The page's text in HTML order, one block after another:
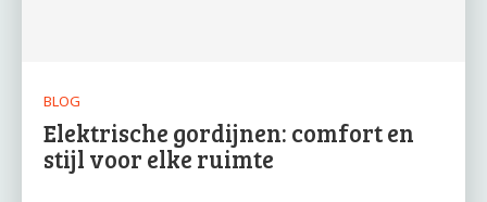
BLOG
Elektrische gordijnen: comfort en
stijl voor elke ruimte